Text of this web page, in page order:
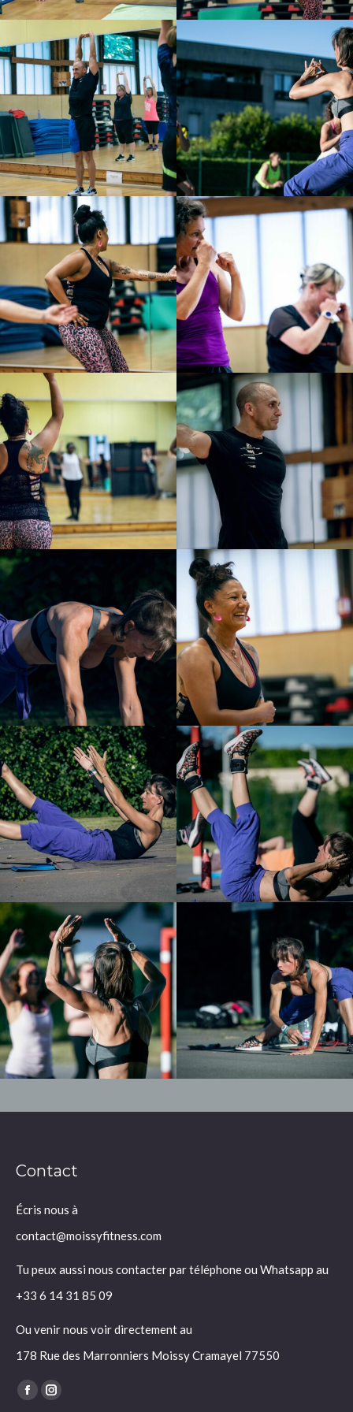
Contact
Écris nous à
contact@moissyfitness.com
Tu peux aussi nous contacter par téléphone ou Whatsapp au
+33 6 14 31 85 09
Ou venir nous voir directement au
178 Rue des Marronniers Moissy Cramayel 77550
Trouvez nous sur :
La
La